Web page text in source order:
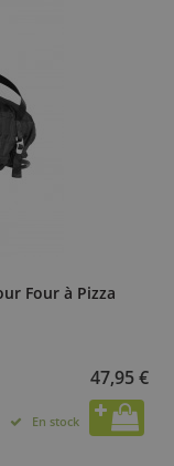
Four à Pizza
47,95 €
En stock